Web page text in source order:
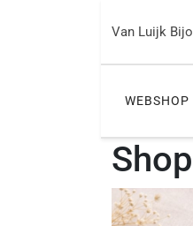
naar
Van Luijk
WEBSHOP
Shop